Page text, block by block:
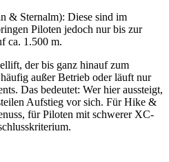
& Sternalm): Diese sind im
Piloten jedoch nur bis zur
ca. 1.500 m.
der bis ganz hinauf zum
außer Betrieb oder läuft nur
Das bedeutet: Wer hier aussteigt,
Aufstieg vor sich. Für Hike &
für Piloten mit schwerer XC-